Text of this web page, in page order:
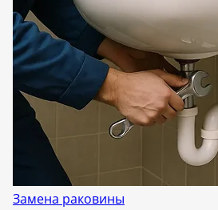
Замена раковины